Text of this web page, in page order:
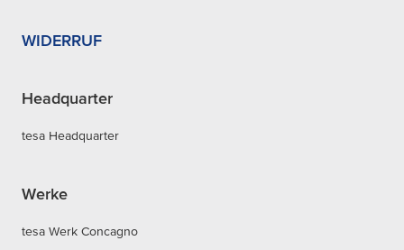
WIDERRUF
Headquarter
tesa Headquarter
Werke
tesa Werk Concagno